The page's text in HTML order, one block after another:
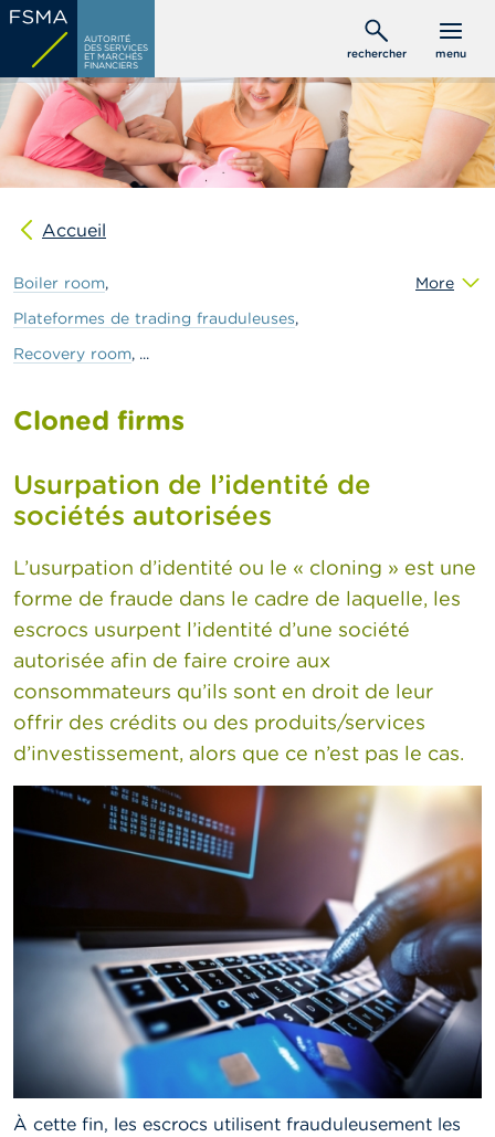
Aller
contenu
principal
AUTORITÉ
DES SERVICES
ET MARCHÉS
FINANCIERS
rechercher menu
C
s
o
m
m
a
t
u
P
o
s
s
o
n
n
l
s
L
F
S
M
A
A
t
u
é
s
e
Accueil
More
Boiler room
Plateformes de trading frauduleuses
Recovery room
Cloned firms
Usurpation de l’identité de
sociétés autorisées
L’usurpation d’identité ou le « cloning » est une
forme de fraude dans le cadre de laquelle, les
escrocs usurpent l’identité d’une société
autorisée afin de faire croire aux
consommateurs qu’ils sont en droit de leur
offrir des crédits ou des produits/services
d’investissement, alors que ce n’est pas le cas.
À cette fin, les escrocs utilisent frauduleusement les